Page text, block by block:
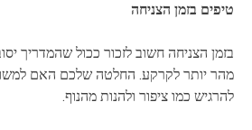
טיפים בזמן הצניחה
בזמן הצניחה חשוב לזכור ככול שהמדריך
מהר יותר לקרקע. החלטה שלכם האם
להרגיש כמו ציפור ולהנות מהנוף.